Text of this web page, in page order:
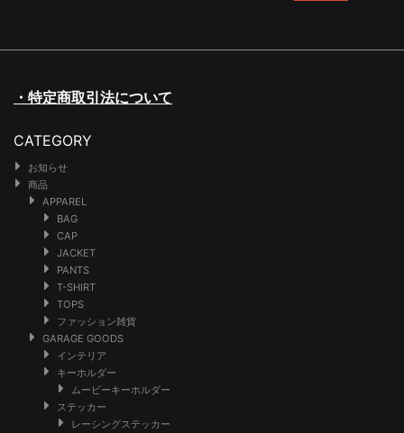
・特定商取引法について
CATEGORY
お知らせ
商品
APPAREL
BAG
CAP
JACKET
PANTS
T-SHIRT
TOPS
ファッション雑貨
GARAGE GOODS
インテリア
キーホルダー
ムービーキーホルダー
ステッカー
レーシングステッカー